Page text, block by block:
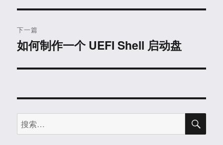
航
文
章：
下一篇
下
文
如何制作一个 UEFI Shell 启动盘
搜
索：
搜